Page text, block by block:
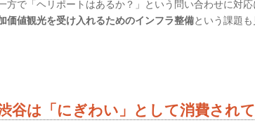
方で「ヘリポートはあるか？」という問い合わせに対
価値観光を受け入れるためのインフラ整備という課題も
谷は「にぎわい」として消費され